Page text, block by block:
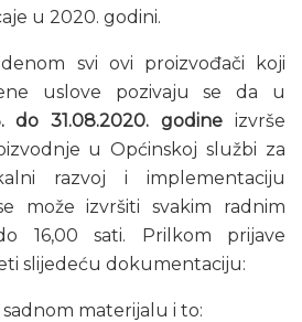
u 2020. godini.
svi ovi proizvođači koji
uslove pozivaju se da u
do 31.08.2020. godineizvrše
u Općinskoj službi za
razvoj i implementaciju
može izvršiti svakim radnim
16,00 sati. Prilkom prijave
slijedeću dokumentaciju:
materijalu i to: